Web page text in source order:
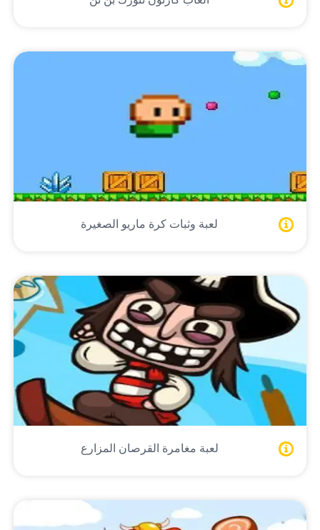
لعبة وثبات كرة ماريو الصغيرة
لعبة مغامرة القرصان المزارع